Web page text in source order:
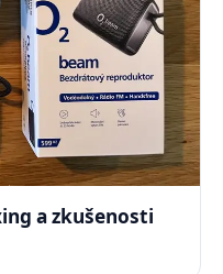
a zkušenosti